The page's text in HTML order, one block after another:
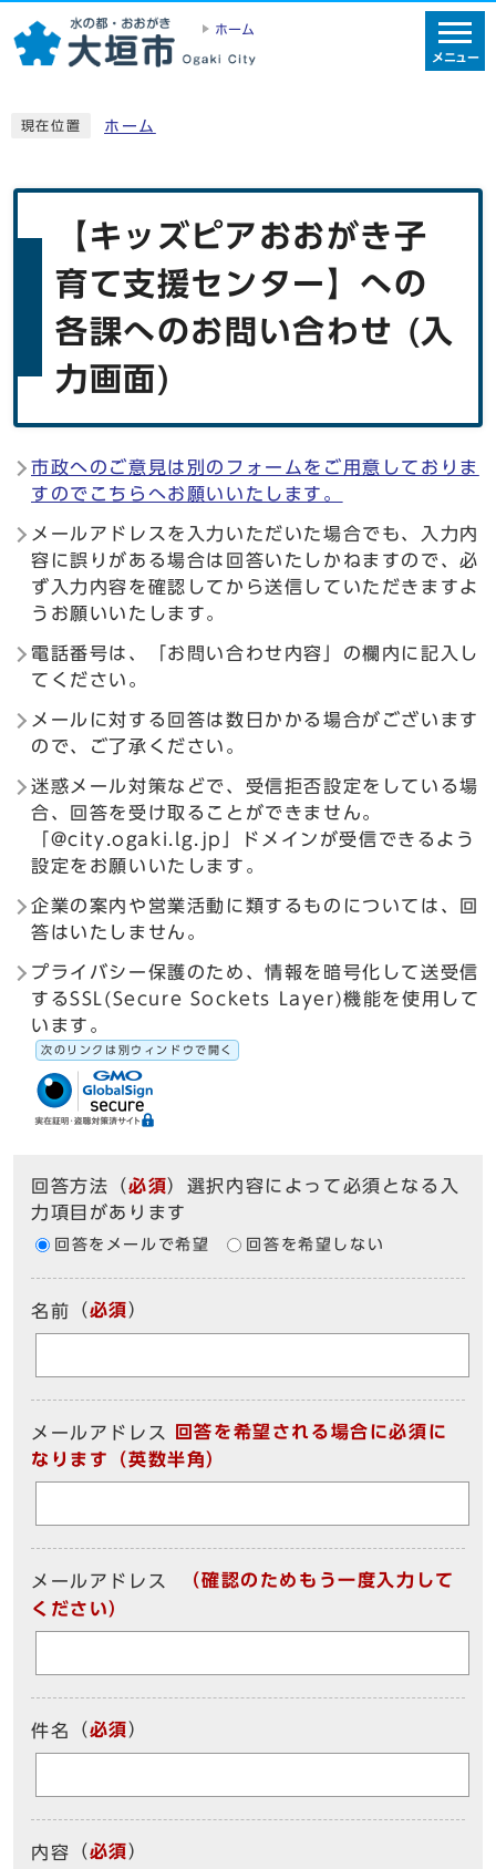
ホーム
メニュー
現在位置 ホーム
【キッズピアおおがき子
育て支援センター】への
各課へのお問い合わせ (入
力画面)
市政へのご意見は別のフォームをご用意しておりま
すのでこちらへお願いいたします。
メールアドレスを入力いただいた場合でも、入力内
容に誤りがある場合は回答いたしかねますので、必
ず入力内容を確認してから送信していただきますよ
うお願いいたします。
電話番号は、「お問い合わせ内容」の欄内に記入し
てください。
メールに対する回答は数日かかる場合がございます
ので、ご了承ください。
迷惑メール対策などで、受信拒否設定をしている場
合、回答を受け取ることができません。
「@city.ogaki.lg.jp」ドメインが受信できるよう
設定をお願いいたします。
企業の案内や営業活動に類するものについては、回
答はいたしません。
プライバシー保護のため、情報を暗号化して送受信
するSSL(Secure Sockets Layer)機能を使用して
います。
次のリンクは別ウィンドウで開く
回答方法 （必須）選択内容によって必須となる入
力項目があります
回答をメールで希望 回答を希望しない
名前 （必須）
メールアドレス
回答を希望される場合に必須に
なります（英数半角）
メールアドレス
（確認のためもう一度入力して
ください）
件名 （必須）
内容 （必須）